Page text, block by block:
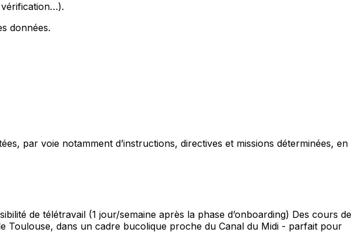
vérification…).
données.
par voie notamment d’instructions, directives et missions déterminées, en
de télétravail (1 jour/semaine après la phase d’onboarding) Des cours de
Toulouse, dans un cadre bucolique proche du Canal du Midi - parfait pour